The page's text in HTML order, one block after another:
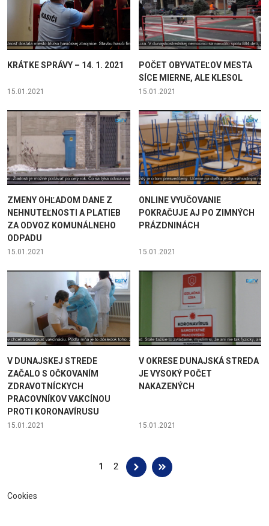
KRÁTKE SPRÁVY – 14. 1. 2021
15.01.2021
POČET OBYVATEĽOV MESTA
SÍCE MIERNE, ALE KLESOL
15.01.2021
ZMENY OHĽADOM DANE Z
NEHNUTEĽNOSTI A PLATIEB
ZA ODVOZ KOMUNÁLNEHO
ODPADU
15.01.2021
ONLINE VYUČOVANIE
POKRAČUJE AJ PO ZIMNÝCH
PRÁZDNINÁCH
15.01.2021
V DUNAJSKEJ STREDE
ZAČALO S OČKOVANÍM
ZDRAVOTNÍCKYCH
PRACOVNÍKOV VAKCÍNOU
PROTI KORONAVÍRUSU
15.01.2021
V OKRESE DUNAJSKÁ STREDA
JE VYSOKÝ POČET
NAKAZENÝCH
15.01.2021
1 2
Cookies